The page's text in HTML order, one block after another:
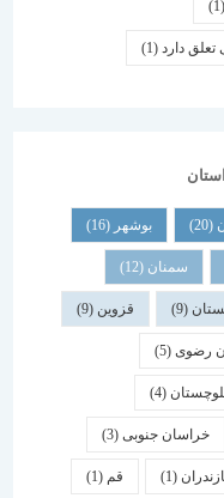
(1)
بوشهر
(12)
قزوین
(5)
(4)
جنوبی(3)
قم